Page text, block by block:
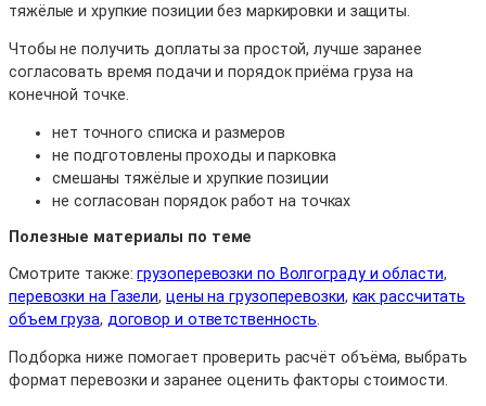
тяжёлые и хрупкие позиции без маркировки и защиты.
Чтобы не получить доплаты за простой, лучше заранее
согласовать время подачи и порядок приёма груза на
конечной точке.
нет точного списка и размеров
не подготовлены проходы и парковка
смешаны тяжёлые и хрупкие позиции
не согласован порядок работ на точках
Полезные материалы по теме
Смотрите также:грузоперевозки по Волгограду и области,
перевозки на Газели, цены на грузоперевозки, как рассчитать
объем груза, договор и ответственность
Подборка ниже помогает проверить расчёт объёма, выбрать
формат перевозки и заранее оценить факторы стоимости.